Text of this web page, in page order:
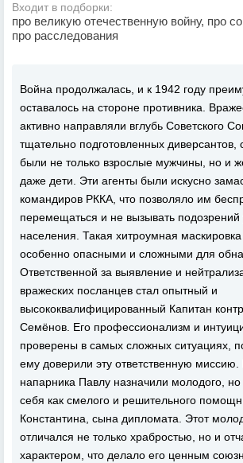
Входит в подборки:
про великую отечественную войну, про
про расследования
Война продолжалась, и к 1942 году
оставалось на стороне противника.
активно направляли вглубь Советского
тщательно подготовленных диверсантов,
были не только взрослые мужчины, но и
даже дети. Эти агенты были искусно
командиров РККА, что позволяло им
перемещаться и не вызывать подозрений
населения. Такая хитроумная
особенно опасными и сложными для
Ответственной за выявление и
вражеских посланцев стал опытный и
высококвалифицированный Капитан
Семёнов. Его профессионализм и
проверены в самых сложных ситуациях,
ему доверили эту ответственную миссию.
напарника Павлу назначили молодого,
себя как смелого и решительного
Константина, сына дипломата. Этот
отличался не только храбростью, но и
характером, что делало его ценным